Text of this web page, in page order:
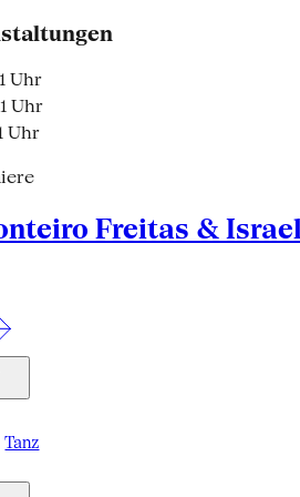
Uhr
Uhr
Uhr
Freitas &
Tanz